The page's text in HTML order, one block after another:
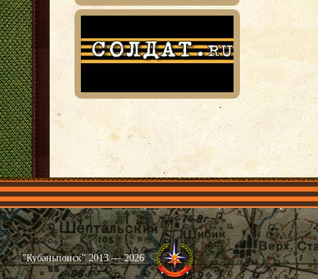
Главная Имена Общественные объединения Проекты
"Кубаньпоиск" 2013 — 2026